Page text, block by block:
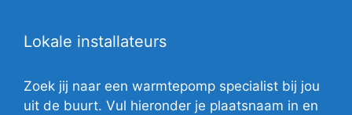
Lokale installateurs
Zoek jij naar een warmtepomp specialist bij jou
uit de buurt. Vul hieronder je plaatsnaam in en